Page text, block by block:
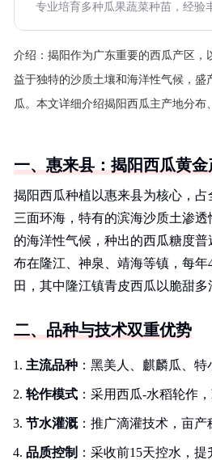
专业培育多种瓜果蔬菜种苗，经验
介绍： 揭阳作为广东重要的西瓜产区，
益于独特的沙质土壤和海洋性气候，盛
瓜。本文详细介绍揭阳西瓜主产地分布
一、惠来县：揭阳西瓜黄金
揭阳西瓜种植以惠来县为核心，占
三面环海，特有的滨海沙质土渗
的海洋性气候，种出的西瓜糖度
布在隆江、神泉、靖海等镇，每年
田，其中隆江镇青皮西瓜以脆甜多
二、品种与技术双重优势
主流品种 ：黑美人、麒麟瓜、
轮作模式 ：采用西瓜-水稻轮作
节水灌溉：推广滴灌技术，亩产
品质控制 ：采收前15天控水，